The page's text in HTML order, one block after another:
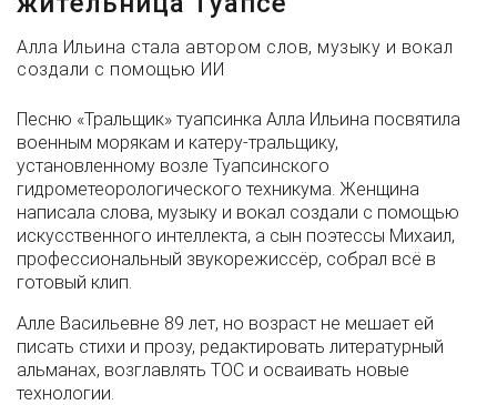
Алла Ильина стала автором слов, музыку и вокал
создали с помощью ИИ
Песню «Тральщик» туапсинка Алла Ильина посвятила
военным морякам и катеру-тральщику,
установленному возле Туапсинского
гидрометеорологического техникума. Женщина
написала слова, музыку и вокал создали с помощью
искусственного интеллекта, а сын поэтессы Михаил,
профессиональный звукорежиссёр, собрал всё в
готовый клип.
Алле Васильевне 89 лет, но возраст не мешает ей
писать стихи и прозу, редактировать литературный
альманах, возглавлять ТОС и осваивать новые
технологии.